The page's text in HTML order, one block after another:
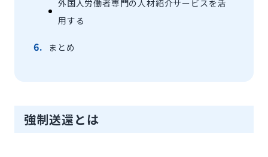
外国人労働者専門の人材紹介サービスを活
用する
まとめ
強制送還とは